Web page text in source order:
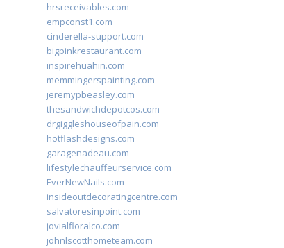
hrsreceivables.com
empconst1.com
cinderella-support.com
bigpinkrestaurant.com
inspirehuahin.com
memmingerspainting.com
jeremypbeasley.com
thesandwichdepotcos.com
drgiggleshouseofpain.com
hotflashdesigns.com
garagenadeau.com
lifestylechauffeurservice.com
EverNewNails.com
insideoutdecoratingcentre.com
salvatoresinpoint.com
jovialfloralco.com
johnlscotthometeam.com